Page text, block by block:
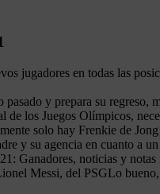
jugadores en todas las
y prepara su
los Juegos Olímpicos,
solo hay Frenkie de
y su agencia en cuanto a
Ganadores, noticias y
Messi, del PSGLo